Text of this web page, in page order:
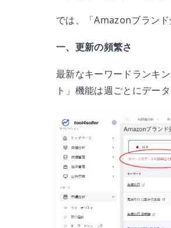
では、「Amazonブラン
一、更新の頻繁さ
最新なキーワードランキ
ト」機能は週ごとにデー